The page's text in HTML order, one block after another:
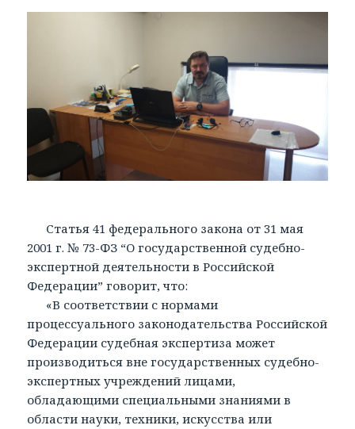
Статья 41 федерального закона от 31 мая
2001 г. № 73-ФЗ “О государственной судебно-
экспертной деятельности в Российской
Федерации” говорит, что:
«В соответствии с нормами
процессуального законодательства Российской
Федерации судебная экспертиза может
производиться вне государственных судебно-
экспертных учреждений лицами,
обладающими специальными знаниями в
области науки, техники, искусства или